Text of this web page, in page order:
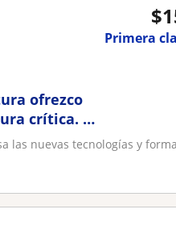
$
Primera
ofrezco
crítica. En
hasta
las nuevas tecnologías y